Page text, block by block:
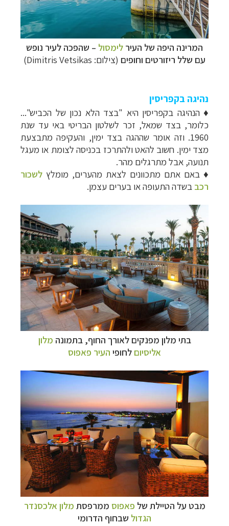
המרינה היפה של העיר לימסול – שהפכה לעיר נופש
עם שלל ריזורטים וחופים (צילום: Dimitris Vetsikas)
נהיגה בקפריסין
♦ הנהיגה בקפריסין היא "בצד הלא נכון של הכביש"...
כלומר, בצד שמאל, זכר לשלטון הבריטי באי עד שנת
1960. וזה אומר שההגה בצד ימין, והעקיפה מתבצעת
מצד ימין. חשוב להאט ולהתרכז בכניסה לצומת או מעגל
תנועה, אבל מתרגלים מהר.
♦ באם אתם מתכוונים לצאת מהערים, מומלץ לשכור
רכב בשדה התעופה או בערים עצמן.
בתי מלון מפנקים לאורך החוף, בתמונה מלון
אליסיום לחופי העיר פאפוס
מבט על הטיילת של פאפוס ממרפסת מלון אלכסנדר
הגדול שבחוף הדרומי